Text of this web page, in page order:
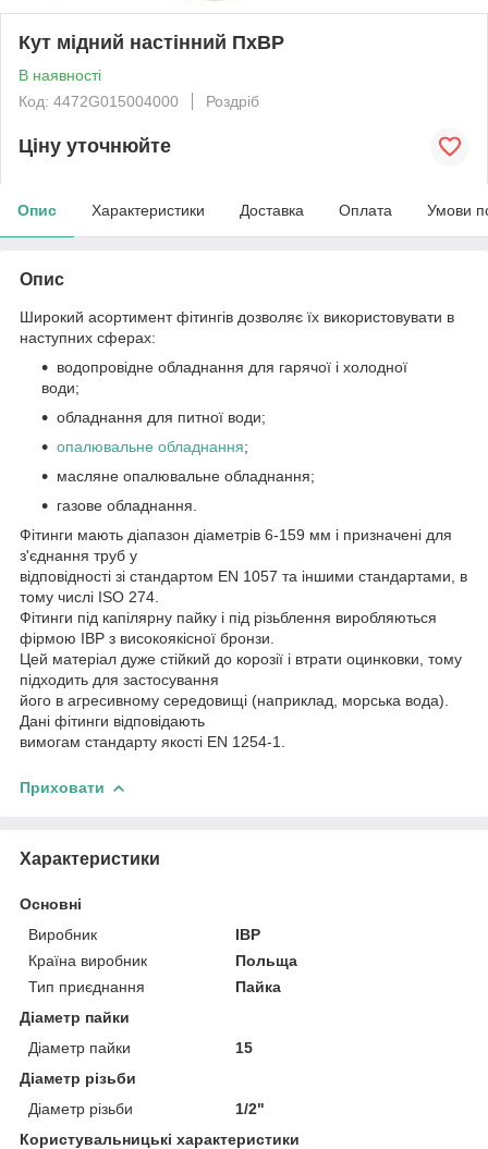
Кут мідний настінний ПхВР
В наявності
Код: 4472G015004000
Роздріб
Ціну уточнюйте
Опис Характеристики Доставка Оплата Умови
Опис
Широкий асортимент фітингів дозволяє їх використовувати в
наступних сферах:
водопровідне обладнання для гарячої і холодної
води;
обладнання для питної води;
опалювальне обладнання;
масляне опалювальне обладнання;
газове обладнання.
Фітинги мають діапазон діаметрів 6-159 мм і призначені для
з'єднання труб у
відповідності зі стандартом EN 1057 та іншими стандартами, в
тому числі ISO 274.
Фітинги під капілярну пайку і під різьблення виробляються
фірмою IBP з високоякісної бронзи.
Цей матеріал дуже стійкий до корозії і втрати оцинковки, тому
підходить для застосування
його в агресивному середовищі (наприклад, морська вода).
Дані фітинги відповідають
вимогам стандарту якості EN 1254-1.
Приховати
Характеристики
Основні
Виробник
IBP
Країна виробник
Польща
Тип приєднання
Пайка
Діаметр пайки
Діаметр пайки
15
Діаметр різьби
Діаметр різьби
1/2"
Користувальницькі характеристики